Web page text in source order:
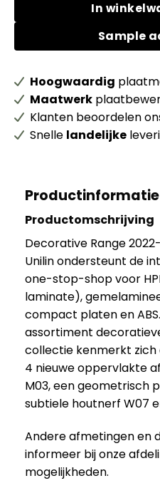
In
Sample
Hoogwaardig
Maatwerk
Klanten beoordelen
Snelle landelijke
Productinformatie
Productomschrijving
Decorative Range
Unilin ondersteunt de
one-stop-shop voor
laminate),
compact platen en
assortiment
collectie kenmerkt
4 nieuwe oppervlakte
M03, een geometrisch
subtiele houtnerf W07
Andere afmetingen en
informeer bij onze
mogelijkheden.